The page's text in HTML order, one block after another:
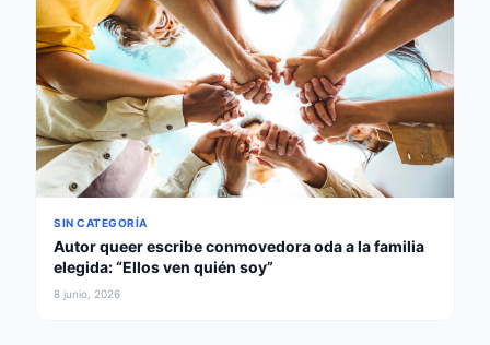
SIN CATEGORÍA
Autor queer escribe conmovedora oda a la familia
elegida: “Ellos ven quién soy”
8 junio, 2026